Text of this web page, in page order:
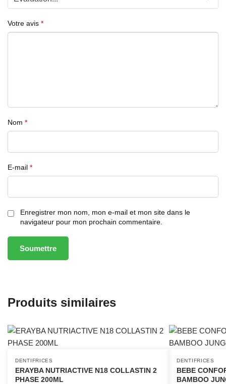
Votre avis *
Nom *
E-mail *
Enregistrer mon nom, mon e-mail et mon site dans le
navigateur pour mon prochain commentaire.
Produits similaires
DENTIFRICES
ERAYBA NUTRIACTIVE N18 COLLASTIN 2
PHASE 200ML
DENTIFRICES
BEBE
BAMBOO